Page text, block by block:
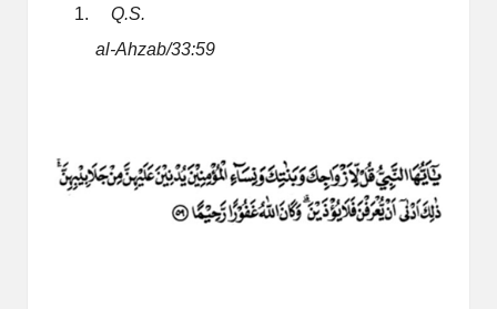
1.
Q.S.
al-Ahzab/33:59